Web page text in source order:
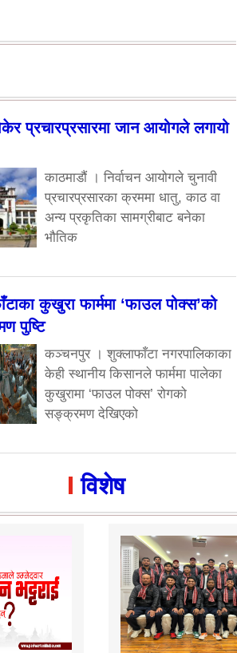
प्रचारप्रसारमा जान आयोगले लगायो
काठमाडौं । निर्वाचन आयोगले चुनावी
प्रचारप्रसारका क्रममा धातु, काठ वा
अन्य प्रकृतिका सामग्रीबाट बनेका
भौतिक
कुखुरा फार्ममा ‘फाउल पोक्स’को
पुष्टि
कञ्चनपुर । शुक्लाफाँटा नगरपालिकाका
केही स्थानीय किसानले फार्ममा पालेका
कुखुरामा ‘फाउल पोक्स’ रोगको
सङ्क्रमण देखिएको
विशेष